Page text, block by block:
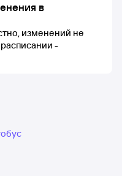
в
изменений не
-